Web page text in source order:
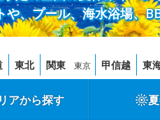
や、プール、海水浴場、
東北 関東 東京 甲信越 東
アから探す